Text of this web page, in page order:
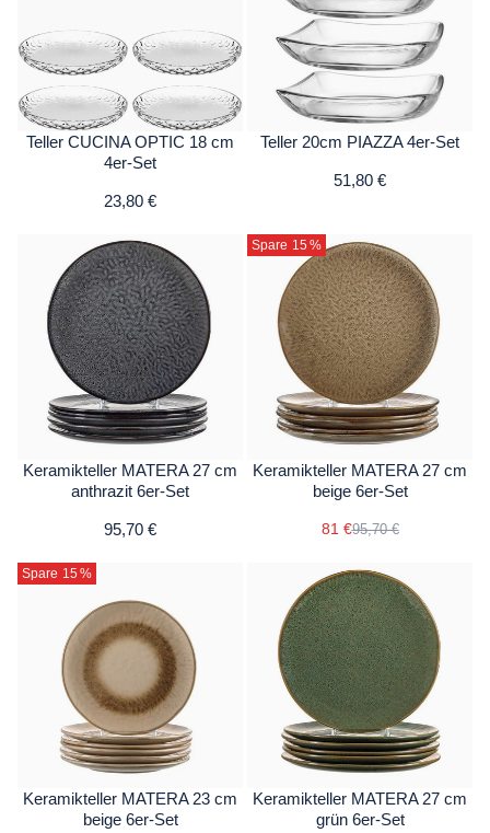
Teller CUCINA OPTIC 18 cm
4er-Set
23,80 €
Teller 20cm PIAZZA 4er-Set
51,80 €
Keramikteller MATERA 27 cm
anthrazit 6er-Set
95,70 €
Spare 15 %
Keramikteller MATERA 27 cm
beige 6er-Set
81 €95,70 €
Spare 15 %
Keramikteller MATERA 23 cm
beige 6er-Set
Keramikteller MATERA 27 cm
grün 6er-Set